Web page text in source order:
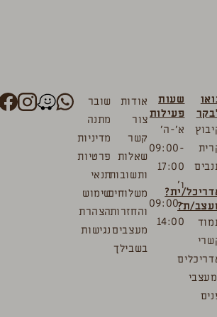
ית?
ת?
שעות
פעילות
א’-ה’
09:00-
17:00
ו’
09:00-
14:00
אודות
צור
קשר
שאלות
ותשובות
משלוחים
והחזרות
מעצבים
בשבילך
שובר
מתנה
מדיניות
פרטיות
תנאי
שימוש
הצהרת
נגישות